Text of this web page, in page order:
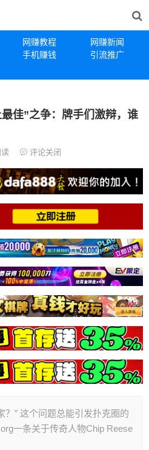
网赚教程
网赚新闻
手机赚钱
引流推广
最佳”之争：牌手们激辩，谁
读 评论关闭
？” 这个问题总能引发扑克圈的
一条关于传奇人物Chip Reese